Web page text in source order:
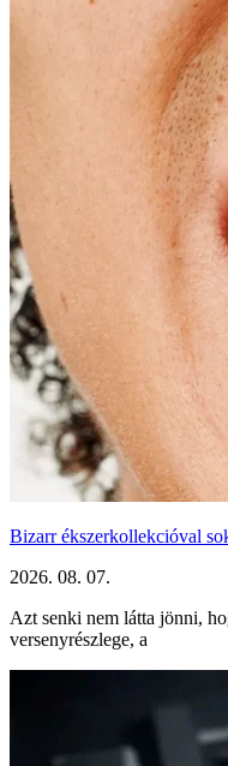
Bizarr ékszerkollekcióval
2026. 08. 07.
Azt senki nem látta jönni,
versenyrészlege, a